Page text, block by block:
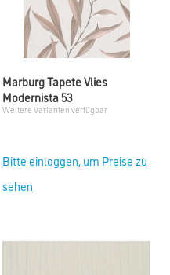
Marburg Tapete Vlies
Modernista 53
Weitere Varianten verfügbar
Bitte einloggen, um Preise zu
sehen